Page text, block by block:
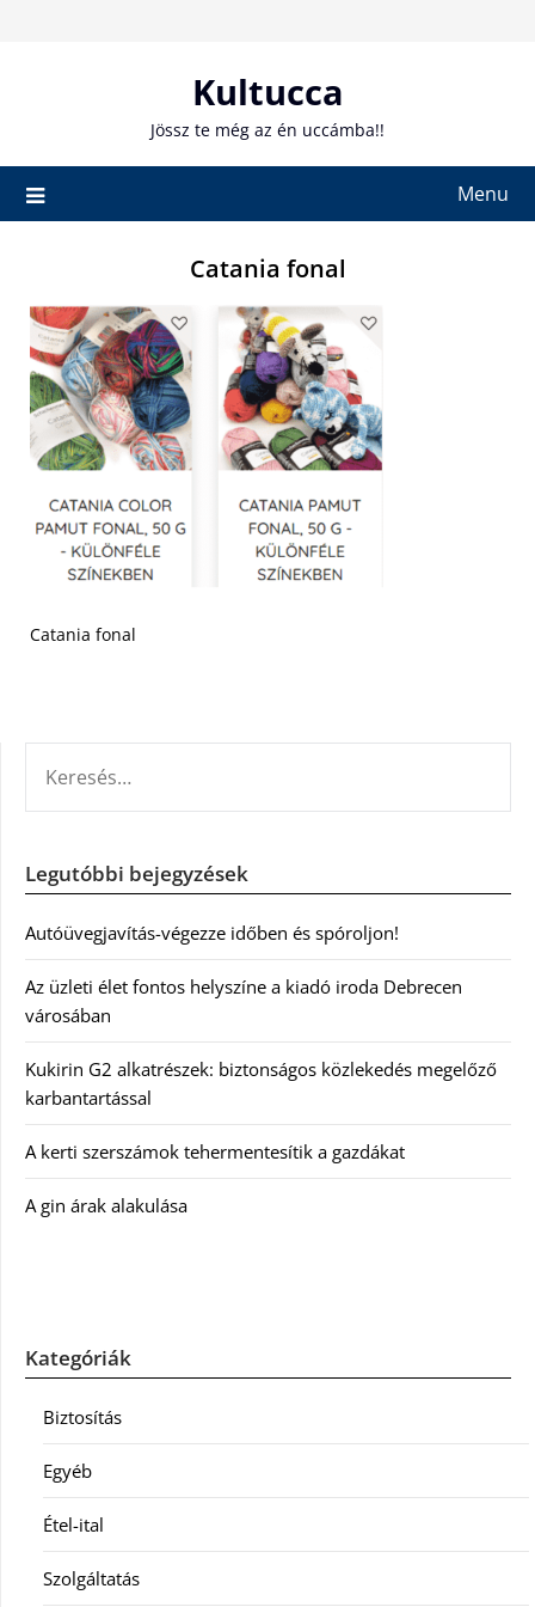
Kultucca
Jössz te még az én uccámba!!
Menu
Catania fonal
Catania fonal
Legutóbbi bejegyzések
Autóüvegjavítás-végezze időben és spóroljon!
Az üzleti élet fontos helyszíne a kiadó iroda Debrecen
városában
Kukirin G2 alkatrészek: biztonságos közlekedés megelőző
karbantartással
A kerti szerszámok tehermentesítik a gazdákat
A gin árak alakulása
Kategóriák
Biztosítás
Egyéb
Étel-ital
Szolgáltatás